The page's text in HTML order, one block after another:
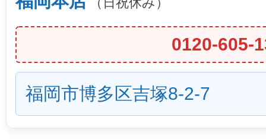
0120-605-
福岡市博多区吉塚8-2-7